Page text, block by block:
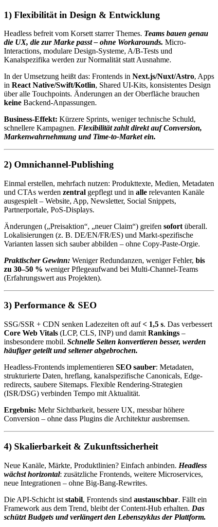
1) Flexibilität in Design & Entwicklung
Headless befreit vom Korsett starrer Themes. Teams bauen genau
die UX, die zur Marke passt – ohne Workarounds. Micro-
Interactions, modulare Design-Systeme, A/B-Tests und
Kanalspezifika werden zur Normalität statt Ausnahme.
In der Umsetzung heißt das: Frontends in Next.js/Nuxt/Astro, Apps
in React Native/Swift/Kotlin, Shared UI-Kits, konsistentes Design
über alle Touchpoints. Änderungen an der Oberfläche brauchen
keine Backend-Anpassungen.
Business-Effekt: Kürzere Sprints, weniger technische Schuld,
schnellere Kampagnen. Flexibilität zahlt direkt auf Conversion,
Markenwahrnehmung und Time-to-Market ein.
2) Omnichannel-Publishing
Einmal erstellen, mehrfach nutzen: Produkttexte, Medien, Metadaten
und CTAs werden zentral gepflegt und in alle relevanten Kanäle
ausgespielt – Website, App, Newsletter, Social Snippets,
Partnerportale, PoS-Displays.
Änderungen („Preisaktion“, „neuer Claim“) greifen sofort überall.
Lokalisierungen (z. B. DE/EN/FR/ES) und Markt-spezifische
Varianten lassen sich sauber abbilden – ohne Copy-Paste-Orgie.
Praktischer Gewinn: Weniger Redundanzen, weniger Fehler, bis
zu 30–50 % weniger Pflegeaufwand bei Multi-Channel-Teams
(Erfahrungswert aus Projekten).
3) Performance & SEO
SSG/SSR + CDN senken Ladezeiten oft auf< 1,5 s. Das verbessert
Core Web Vitals (LCP, CLS, INP) und damit Rankings –
insbesondere mobil. Schnelle Seiten konvertieren besser, werden
häufiger geteilt und seltener abgebrochen.
Headless-Frontends implementieren SEO sauber: Metadaten,
strukturierte Daten, hreflang, kanalspezifische Canonicals, Edge-
redirects, saubere Sitemaps. Flexible Rendering-Strategien
(ISR/DSG) verbinden Tempo mit Aktualität.
Ergebnis: Mehr Sichtbarkeit, bessere UX, messbar höhere
Conversion – ohne dass Plugins die Architektur ausbremsen.
4) Skalierbarkeit & Zukunftssicherheit
Neue Kanäle, Märkte, Produktlinien? Einfach anbinden. Headless
wächst horizontal: zusätzliche Frontends, weitere Microservices,
neue Integrationen – ohne Big-Bang-Rewrites.
Die API-Schicht ist stabil, Frontends sind austauschbar. Fällt ein
Framework aus dem Trend, bleibt der Content-Hub erhalten. Das
schützt Budgets und verlängert den Lebenszyklus der Plattform.